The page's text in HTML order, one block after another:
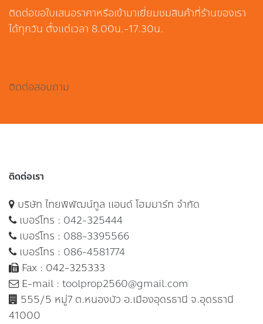
ติดต่อขอใบเสนอราคาหรือเข้ามาเยี่ยมชมสินค้าที่ร้านของเรา
ได้ทุกวัน ตั้งแต่เวลา 8.00น.-17.30น.
ติดต่อสอบถาม
ติดต่อเรา
บริษัท ไทยพิพัฒน์ทูล แอนด์ โฮมมาร์ท จำกัด
เบอร์โทร : 042-325444
เบอร์โทร : 088-3395566
เบอร์โทร : 086-4581774
Fax : 042-325333
E-mail : toolprop2560@gmail.com
555/5 หมู่7 ต.หนองบัว อ.เมืองอุดรธานี จ.อุดรธานี
41000